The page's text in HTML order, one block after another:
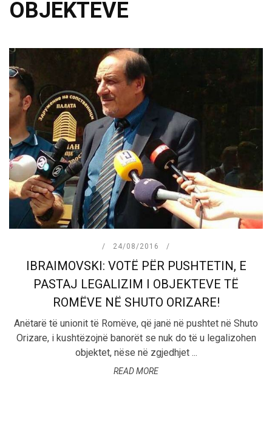
OBJEKTEVE
24/08/2016
IBRAIMOVSKI: VOTË PËR PUSHTETIN, E
PASTAJ LEGALIZIM I OBJEKTEVE TË
ROMËVE NË SHUTO ORIZARE!
Anëtarë të unionit të Romëve, që janë në pushtet në Shuto
Orizare, i kushtëzojnë banorët se nuk do të u legalizohen
objektet, nëse në zgjedhjet ...
READ MORE